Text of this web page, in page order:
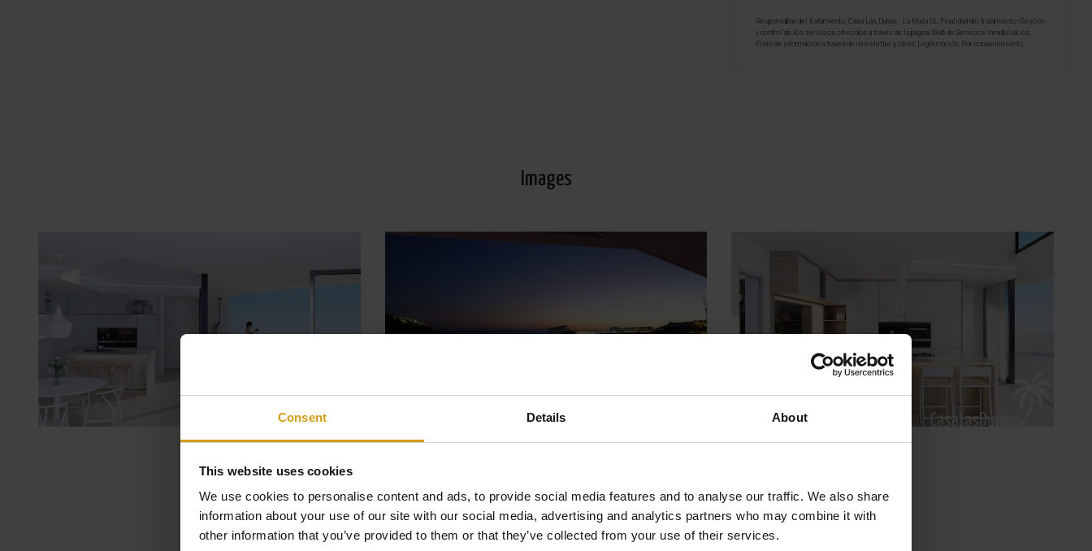
Consent Details About
This website uses cookies
We use cookies to personalise content and ads, to provide social media features and to analyse our traffic. We also share
information about your use of our site with our social media, advertising and analytics partners who may combine it with
other information that you’ve provided to them or that they’ve collected from your use of their services.
Responsable del tratamiento: Casa Las Dunas - La Mata SL, Finalidad del tratamiento: Gestión
y control de los servicios ofrecidos a través de la página Web de Servicios inmobiliarios,
Envío de información a traves de newsletter y otros, Legitimación: Por consentimiento,
Images